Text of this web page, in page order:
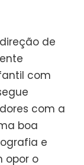
de
com
com a
boa
e
opor o